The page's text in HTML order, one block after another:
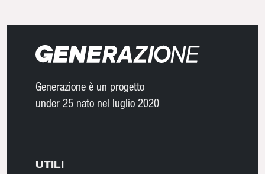
Generazione è un progetto
under 25 nato nel luglio 2020
UTILI